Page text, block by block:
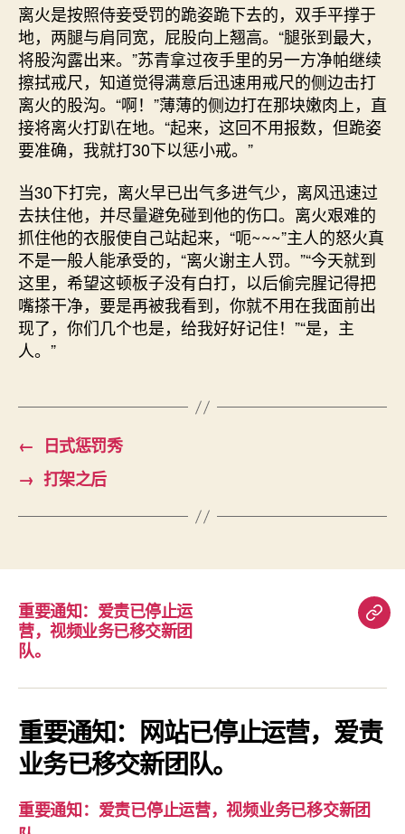
离火是按照侍妾受罚的跪姿跪下去的，双手平撑于
地，两腿与肩同宽，屁股向上翘高。“腿张到最大，
将股沟露出来。”苏青拿过夜手里的另一方净帕继续
擦拭戒尺，知道觉得满意后迅速用戒尺的侧边击打
离火的股沟。“啊！”薄薄的侧边打在那块嫩肉上，直
接将离火打趴在地。“起来，这回不用报数，但跪姿
要准确，我就打30下以惩小戒。”
当30下打完，离火早已出气多进气少，离风迅速过
去扶住他，并尽量避免碰到他的伤口。离火艰难的
抓住他的衣服使自己站起来，“呃~~~”主人的怒火真
不是一般人能承受的，“离火谢主人罚。”“今天就到
这里，希望这顿板子没有白打，以后偷完腥记得把
嘴搽干净，要是再被我看到，你就不用在我面前出
现了，你们几个也是，给我好好记住！”“是，主
人。”
← 日式惩罚秀
→ 打架之后
重要通知：爱责已停止运
营，视频业务已移交新团
队。
重
知：
爱
责
重要通知：网站已停止运营，爱责
业务已移交新团队。
重要通知：爱责已停止运营，视频业务已移交新团